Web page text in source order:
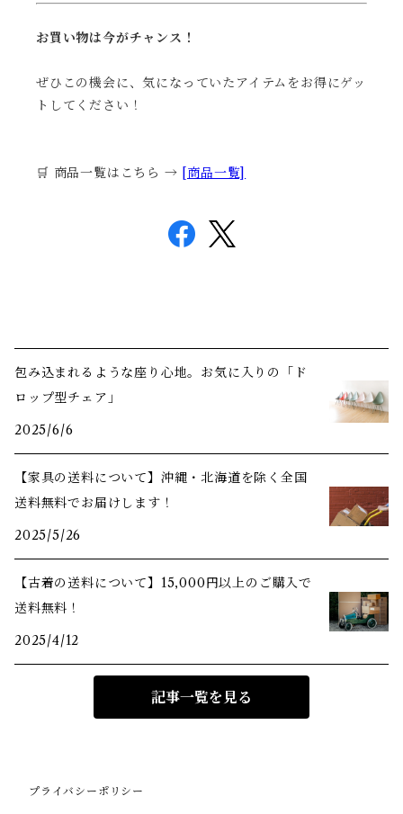
お買い物は今がチャンス！
ぜひこの機会に、気になっていたアイテムをお得にゲッ
トしてください！
🛒 商品一覧はこちら → [商品一覧]
包み込まれるような座り心地。お気に入りの「ド
ロップ型チェア」
2025/6/6
【家具の送料について】沖縄・北海道を除く全国
送料無料でお届けします！
2025/5/26
【古着の送料について】15,000円以上のご購入で
送料無料！
2025/4/12
記事一覧を見る
プライバシーポリシー